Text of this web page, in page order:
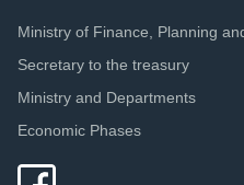
Ministry of Finance, Planning
Secretary to the treasury
Ministry and Departments
Economic Phases